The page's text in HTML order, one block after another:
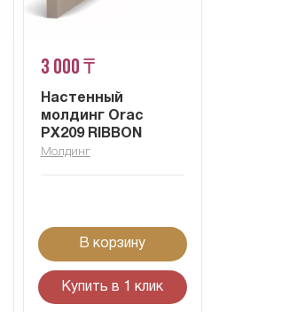
3 000 ₸
Настенный
молдинг Orac
PX209 RIBBON
Молдинг
В корзину
Купить в 1 клик